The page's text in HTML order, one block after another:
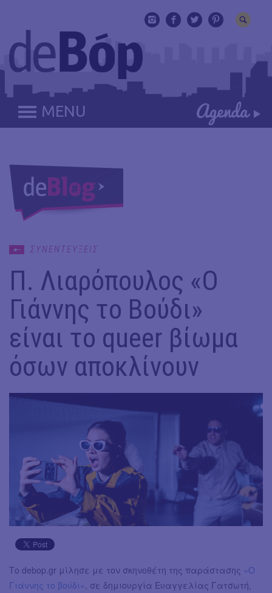
MENU
ΣΥΝΕΝΤΕΥΞΕΙΣ
Π. Λιαρόπουλος «Ο
Γιάννης το Βούδι»
είναι το queer βίωμα
όσων αποκλίνουν
Το debop.gr μίλησε με τον σκηνοθέτη της παράστασης «Ο
Γιάννης το βούδι» , σε δημιουργία Ευαγγελίας Γατσωτή,